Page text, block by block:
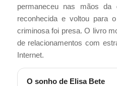
permaneceu nas mãos
reconhecida e voltou para
criminosa foi presa. O livro
de relacionamentos com
Internet.
O sonho de Elisa Bete